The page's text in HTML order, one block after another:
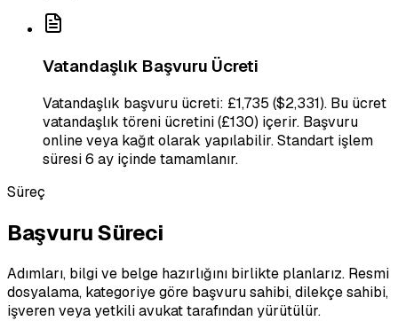
Vatandaşlık Başvuru Ücreti
Vatandaşlık başvuru ücreti: £1,735 ($2,331). Bu ücret
vatandaşlık töreni ücretini (£130) içerir. Başvuru
online veya kağıt olarak yapılabilir. Standart işlem
süresi 6 ay içinde tamamlanır.
Süreç
Başvuru Süreci
Adımları, bilgi ve belge hazırlığını birlikte planlarız. Resmi
dosyalama, kategoriye göre başvuru sahibi, dilekçe sahibi,
işveren veya yetkili avukat tarafından yürütülür.